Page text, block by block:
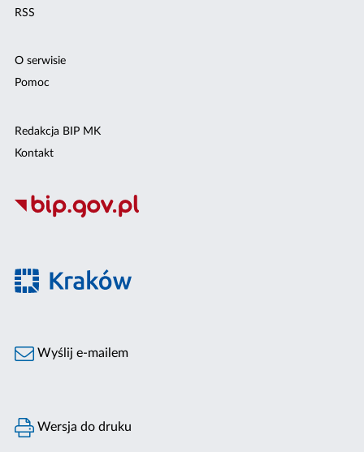
RSS
O serwisie
Pomoc
Redakcja BIP MK
Kontakt
Wyślij e-mailem
Wersja do druku